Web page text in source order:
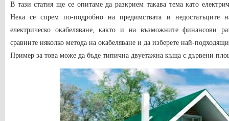
В тази статия ще се опитаме да разкрием такава тема като
Нека се спрем по-подробно на предимствата и недостатъците
електрическо окабеляване, както и на възможните финансови
сравните няколко метода на окабеляване и да изберете най-
Пример за това може да бъде типична двуетажна къща с дървени